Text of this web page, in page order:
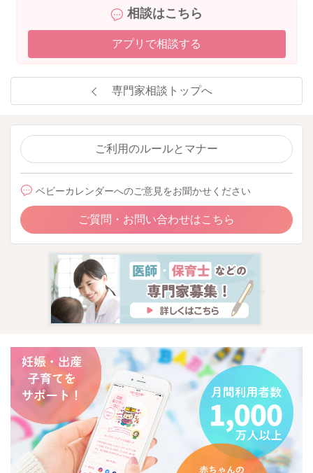
相談はこちら
アプリで相談する
専門家相談トップへ
ご利用のルールとマナー
ベビーカレンダーへのご意見をお聞かせください
ご質問・お問い合わせはこちら